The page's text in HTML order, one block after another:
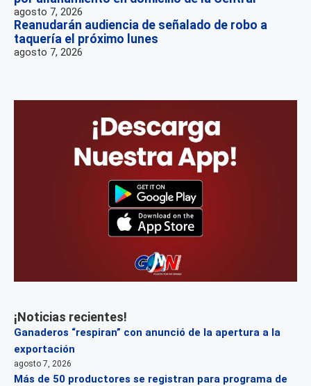
agosto 7, 2026
Reanudarán audiencia de señalado de robo a
taquería el próximo lunes
agosto 7, 2026
¡Noticias recientes!
Ganaderos “respiran” con anunció de la apertura a la
exportación
agosto 7, 2026
Más de 50 productores se registran para programa de